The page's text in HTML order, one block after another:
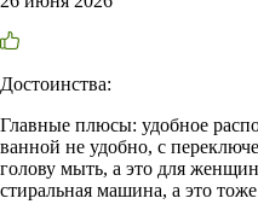
Достоинства:
Главные плюсы: удобное
ванной не удобно, с
голову мыть, а это для
стиральная машина, а это